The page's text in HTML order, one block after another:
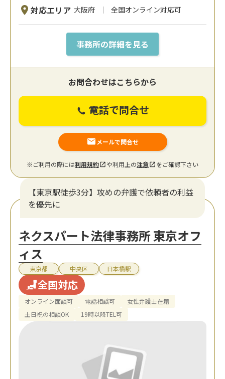
対応エリア 大阪府 全国オンライン対応可
事務所の詳細を見る
お問合わせはこちらから
電話で問合せ
メールで問合せ
※ご利用の際には利用規約 や利用上の注意 をご確認下さい
【東京駅徒歩3分】攻めの弁護で依頼者の利益
を優先に
ネクスパート法律事務所 東京オフ
ィス
東京都 中央区 日本橋駅
全国対応
オンライン面談可 電話相談可
女性弁護士在籍
土日祝の相談OK
19時以降TEL可